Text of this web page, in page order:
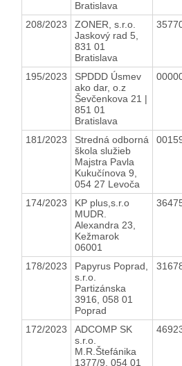
Bratislava
208/2023
ZONER, s.r.o.
Jaskový rad 5,
831 01
Bratislava
195/2023
SPDDD Úsmev
ako dar, o.z
Ševčenkova 21 |
851 01
Bratislava
181/2023
Stredná odborná
škola služieb
Majstra Pavla
Kukučínova 9,
054 27 Levoča
174/2023
KP plus,s.r.o
MUDR.
Alexandra 23,
Kežmarok
06001
178/2023
Papyrus Poprad,
s.r.o.
Partizánska
3916, 058 01
Poprad
172/2023
ADCOMP SK
s.r.o.
M.R.Štefánika
1377/9, 054 01